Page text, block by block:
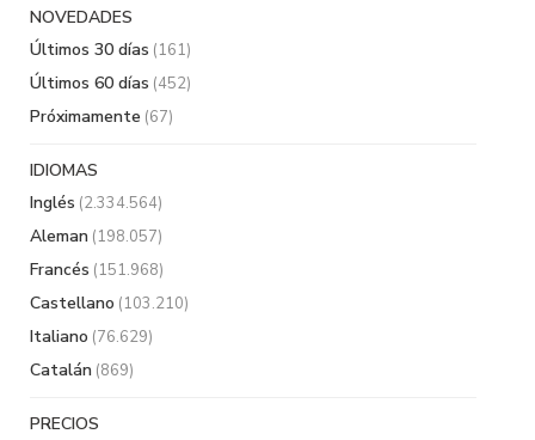
NOVEDADES
Últimos 30 días (161)
Últimos 60 días (452)
Próximamente (67)
IDIOMAS
Inglés (2.334.564)
Aleman (198.057)
Francés (151.968)
Castellano (103.210)
Italiano (76.629)
Catalán (869)
PRECIOS